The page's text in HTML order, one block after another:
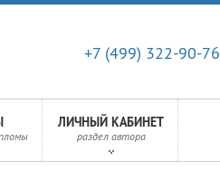
+7 (499) 322-90-76
ЛИЧНЫЙ КАБИНЕТ
раздел автора